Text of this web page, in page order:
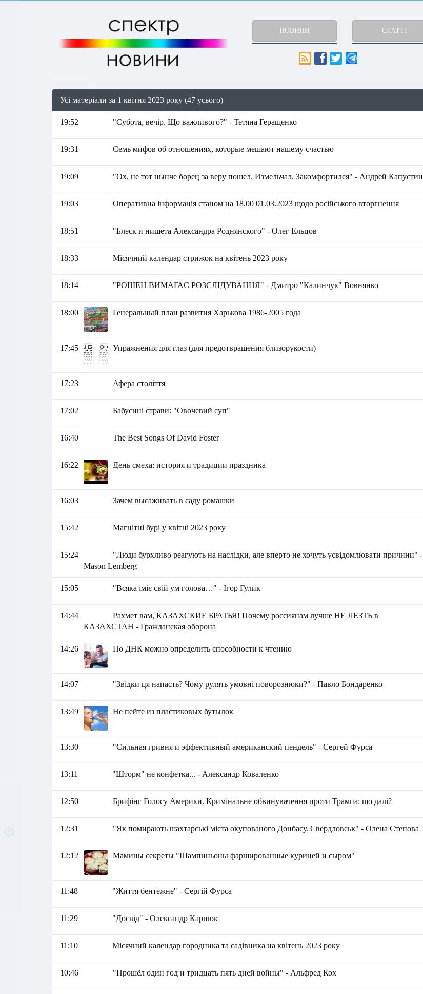
НОВИНИ СТАТТІ
Усі матеріали за 1 квітня 2023 року (47 усього)
19:52 "Субота, вечір. Що важливого?" - Тетяна Геращенко
19:31 Семь мифов об отношениях, которые мешают нашему счастью
19:09 "Ох, не тот нынче борец за веру пошел. Измельчал. Закомфортился" - Андрей Капустин
19:03 Оперативна інформація станом на 18.00 01.03.2023 щодо російського вторгнення
18:51 "Блеск и нищета Александра Роднянского" - Олег Ельцов
18:33 Місячний календар стрижок на квітень 2023 року
18:14 "РОШЕН ВИМАГАЄ РОЗСЛІДУВАННЯ" - Дмитро "Калинчук" Вовнянко
18:00 Генеральный план развития Харькова 1986-2005 года
17:45 Упражнения для глаз (для предотвращения близорукости)
17:23 Афера століття
17:02 Бабусині страви: "Овочевий суп"
16:40 The Best Songs Of David Foster
16:22 День смеха: история и традиции праздника
16:03 Зачем высаживать в саду ромашки
15:42 Магнітні бурі у квітні 2023 року
15:24
"Люди бурхливо реагують на наслідки, але вперто не хочуть усвідомлювати причини" -
Mason Lemberg
15:05 "Всяка іміє свій ум голова…" - Ігор Гулик
14:44
Рахмет вам, КАЗАХСКИЕ БРАТЬЯ! Почему россиянам лучше НЕ ЛЕЗТЬ в
КАЗАХСТАН - Гражданская оборона
14:26 По ДНК можно определить способности к чтению
14:07 "Звідки ця напасть? Чому рулять умовні поворознюки?" - Павло Бондаренко
13:49 Не пейте из пластиковых бутылок
13:30 "Сильная гривня и эффективный американский пендель" - Сергей Фурса
13:11 "Шторм" не конфетка... - Александр Коваленко
12:50 Брифінг Голосу Америки. Кримінальне обвинувачення проти Трампа: що далі?
12:31 "Як помирають шахтарські міста окупованого Донбасу. Свердловськ" - Олена Степова
12:12 Мамины секреты "Шампиньоны фаршированные курицей и сыром"
11:48 "Життя бентежне" - Сергій Фурса
11:29 "Досвід" - Олександр Карпюк
11:10 Місячний календар городника та садівника на квітень 2023 року
10:46 "Прошёл один год и тридцать пять дней войны" - Альфред Кох